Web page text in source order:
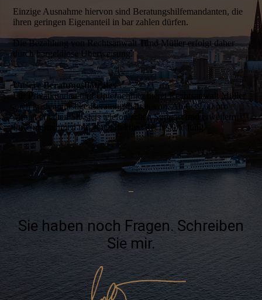
Einzige Ausnahme hiervon sind Beratungshilfemandanten, die
ihren geringen Eigenanteil in bar zahlen dürfen.
Die Bezahlung von Rechtsanwalt Timo Müller erfolgt daher
durch bargeldlose Überweisung.
Unsere Beratungsflatrates
Für Privatkunden und Unternehmer bietet Rechtsanwalt Müller
auch kostengünstige Beratungsflatrates an. Ab € 39,00 pro
Monat erhalten Sie stets telefonischen Support und erweitern
Ihr Unternehmen um eine effektive Rechtsabteilung.
–
Sie haben noch Fragen. Schreiben
Sie mir.